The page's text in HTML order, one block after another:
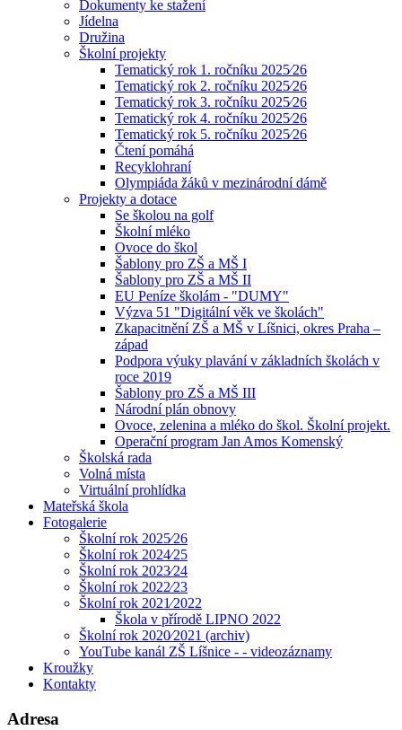
Dokumenty ke stažení
Jídelna
Družina
Školní projekty
Tematický rok 1. ročníku 2025⁄26
Tematický rok 2. ročníku 2025⁄26
Tematický rok 3. ročníku 2025⁄26
Tematický rok 4. ročníku 2025⁄26
Tematický rok 5. ročníku 2025⁄26
Čtení pomáhá
Recyklohraní
Olympiáda žáků v mezinárodní dámě
Projekty a dotace
Se školou na golf
Školní mléko
Ovoce do škol
Šablony pro ZŠ a MŠ I
Šablony pro ZŠ a MŠ II
EU Peníze školám - "DUMY"
Výzva 51 "Digitální věk ve školách"
Zkapacitnění ZŠ a MŠ v Líšnici, okres Praha –
západ
Podpora výuky plavání v základních školách v
roce 2019
Šablony pro ZŠ a MŠ III
Národní plán obnovy
Ovoce, zelenina a mléko do škol. Školní projekt.
Operační program Jan Amos Komenský
Školská rada
Volná místa
Virtuální prohlídka
Mateřská škola
Fotogalerie
Školní rok 2025⁄26
Školní rok 2024⁄25
Školní rok 2023⁄24
Školní rok 2022⁄23
Školní rok 2021⁄2022
Škola v přírodě LIPNO 2022
Školní rok 2020⁄2021 (archiv)
YouTube kanál ZŠ Líšnice - - videozáznamy
Kroužky
Kontakty
Adresa